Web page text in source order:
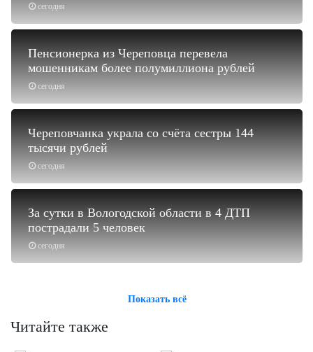
сегодня
сегодня
Пенсионерка из Череповца перевела
мошенникам более полумиллиона рублей
сегодня
Череповчанка украла со счёта сестры 144
тысячи рублей
сегодня
За сутки в Вологодской области в 4 ДТП
пострадали 5 человек
Показать всё
Читайте также